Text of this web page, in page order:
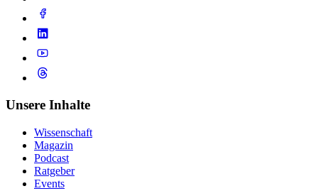
Unsere Inhalte
Wissenschaft
Magazin
Podcast
Ratgeber
Events